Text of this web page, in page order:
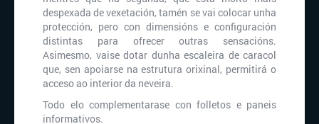
despexada de vexetación, tamén se vai colocar unha
protección, pero con dimensións e configuración
distintas para ofrecer outras sensacións.
Asimesmo, vaise dotar dunha escaleira de caracol
que, sen apoiarse na estrutura orixinal, permitirá o
acceso ao interior da neveira.
Todo elo complementarase con folletos e paneis
informativos.